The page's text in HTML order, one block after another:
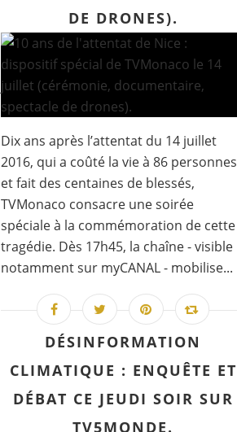
DE DRONES).
Dix ans après l’attentat du 14 juillet
2016, qui a coûté la vie à 86 personnes
et fait des centaines de blessés,
TVMonaco consacre une soirée
spéciale à la commémoration de cette
tragédie. Dès 17h45, la chaîne - visible
notamment sur myCANAL - mobilise...
DÉSINFORMATION
CLIMATIQUE : ENQUÊTE ET
DÉBAT CE JEUDI SOIR SUR
TV5MONDE.